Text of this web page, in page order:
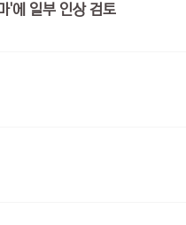
'에 일부 인상 검토